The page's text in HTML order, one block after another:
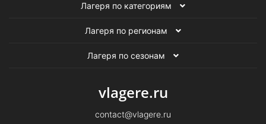
Лагеря по категориям
Лагеря по регионам
Лагеря по сезонам
vlagere.ru
contact@vlagere.ru